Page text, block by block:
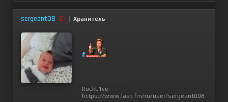
sergeant08 Хранитель
--------------------
RockL1ve
https://www.last.fm/ru/user/sergeant008